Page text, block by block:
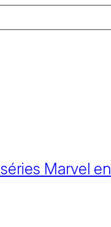
Marvel en